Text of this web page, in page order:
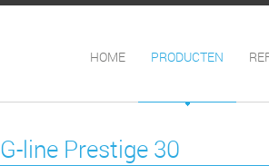
HOME PRODUCTEN
G-line Prestige 30